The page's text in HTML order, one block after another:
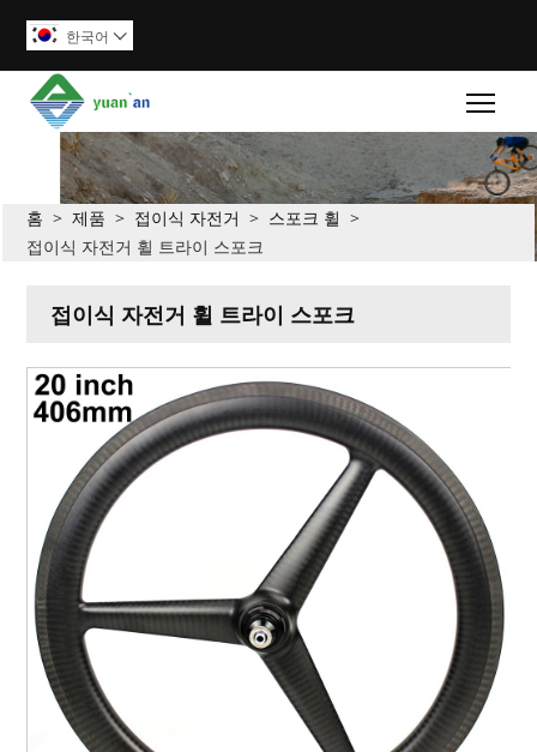
한국어 
홈 > 제품 > 접이식 자전거 > 스포크 휠 >
접이식 자전거 휠 트라이 스포크
접이식 자전거 휠 트라이 스포크